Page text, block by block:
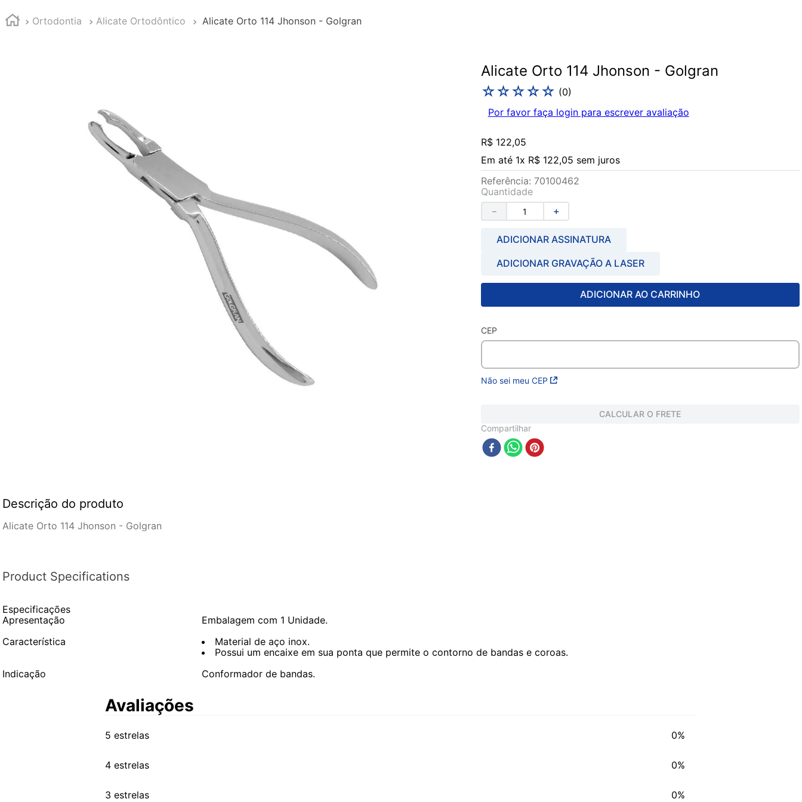
Ortodontia Alicate Ortodôntico Alicate Orto 114 Jhonson - Golgran
Alicate Orto 114 Jhonson - Golgran
☆☆☆☆☆ (0)
Por favor faça login para escrever avaliação
R$ 122,05
Em até 1x R$ 122,05 sem juros
Referência: 70100462
Quantidade
＋
－
ADICIONAR ASSINATURA
ADICIONAR GRAVAÇÃO A LASER
ADICIONAR AO CARRINHO
CEP
Não sei meu CEP
CALCULAR O FRETE
Compartilhar
Descrição do produto
Alicate Orto 114 Jhonson - Golgran
Product Specifications
Especificações
Apresentação
Embalagem com 1 Unidade.
Característica
Material de aço inox.
Possui um encaixe em sua ponta que permite o contorno de bandas e coroas.
Indicação
Conformador de bandas.
Avaliações
5 estrelas 0%
4 estrelas 0%
3 estrelas 0%